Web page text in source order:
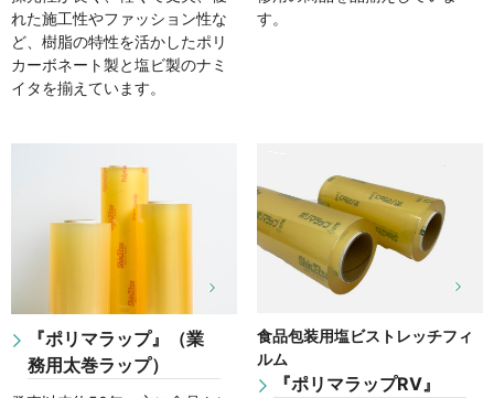
れた施工性やファッション性な
ど、樹脂の特性を活かしたポリ
カーボネート製と塩ビ製のナミ
イタを揃えています。
す。
『ポリマラップ』（業
務用太巻ラップ）
食品包装用塩ビストレッチフィ
ルム
『ポリマラップRV』